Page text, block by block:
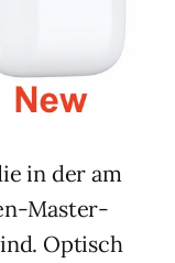
in der am
Master-
Optisch